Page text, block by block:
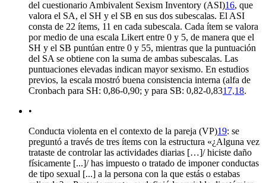
del cuestionario Ambivalent Sexism Inventory (ASI)16, que
valora el SA, el SH y el SB en sus dos subescalas. El ASI
consta de 22 ítems, 11 en cada subescala. Cada ítem se valora
por medio de una escala Likert entre 0 y 5, de manera que el
SH y el SB puntúan entre 0 y 55, mientras que la puntuación
del SA se obtiene con la suma de ambas subescalas. Las
puntuaciones elevadas indican mayor sexismo. En estudios
previos, la escala mostró buena consistencia interna (alfa de
Cronbach para SH: 0,86-0,90; y para SB: 0,82-0,8317,18.
•
Conducta violenta en el contexto de la pareja (VP)19: se
preguntó a través de tres ítems con la estructura «¿Alguna vez
trataste de controlar las actividades diarias […]/ hiciste daño
físicamente [...]/ has impuesto o tratado de imponer conductas
de tipo sexual [...] a la persona con la que estás o estabas